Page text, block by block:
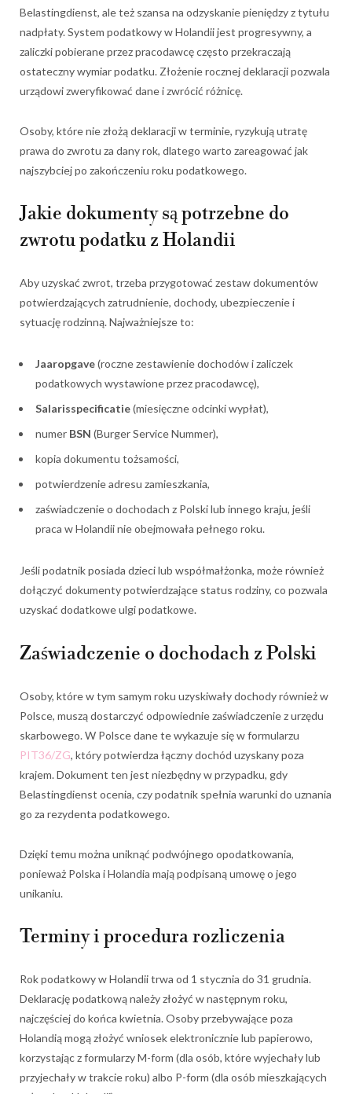
Belastingdienst, ale też szansa na odzyskanie pieniędzy z tytułu
nadpłaty. System podatkowy w Holandii jest progresywny, a
zaliczki pobierane przez pracodawcę często przekraczają
ostateczny wymiar podatku. Złożenie rocznej deklaracji pozwala
urządowi zweryfikować dane i zwrócić różnicę.
Osoby, które nie złożą deklaracji w terminie, ryzykują utratę
prawa do zwrotu za dany rok, dlatego warto zareagować jak
najszybciej po zakończeniu roku podatkowego.
Jakie dokumenty są potrzebne do
zwrotu podatku z Holandii
Aby uzyskać zwrot, trzeba przygotować zestaw dokumentów
potwierdzających zatrudnienie, dochody, ubezpieczenie i
sytuację rodzinną. Najważniejsze to:
Jaaropgave(roczne zestawienie dochodów i zaliczek
podatkowych wystawione przez pracodawcę),
Salarisspecificatie(miesięczne odcinki wypłat),
numer BSN (Burger Service Nummer),
kopia dokumentu tożsamości,
potwierdzenie adresu zamieszkania,
zaświadczenie o dochodach z Polski lub innego kraju, jeśli
praca w Holandii nie obejmowała pełnego roku.
Jeśli podatnik posiada dzieci lub współmałżonka, może również
dołączyć dokumenty potwierdzające status rodziny, co pozwala
uzyskać dodatkowe ulgi podatkowe.
Zaświadczenie o dochodach z Polski
Osoby, które w tym samym roku uzyskiwały dochody również w
Polsce, muszą dostarczyć odpowiednie zaświadczenie z urzędu
skarbowego. W Polsce dane te wykazuje się w formularzu
PIT36/ZG, który potwierdza łączny dochód uzyskany poza
krajem. Dokument ten jest niezbędny w przypadku, gdy
Belastingdienst ocenia, czy podatnik spełnia warunki do uznania
go za rezydenta podatkowego.
Dzięki temu można uniknąć podwójnego opodatkowania,
ponieważ Polska i Holandia mają podpisaną umowę o jego
unikaniu.
Terminy i procedura rozliczenia
Rok podatkowy w Holandii trwa od 1 stycznia do 31 grudnia.
Deklarację podatkową należy złożyć w następnym roku,
najczęściej do końca kwietnia. Osoby przebywające poza
Holandią mogą złożyć wniosek elektronicznie lub papierowo,
korzystając z formularzy M-form (dla osób, które wyjechały lub
przyjechały w trakcie roku) albo P-form (dla osób mieszkających